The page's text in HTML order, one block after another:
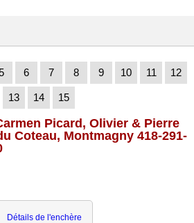
Encans passés
À propos
Nouvelles
6 7 8 9 10 11 12
13 14 15
Picard, Olivier & Pierre
Coteau, Montmagny 418-291-
Détails de l'enchère